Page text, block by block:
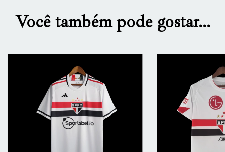
Você também pode gostar...